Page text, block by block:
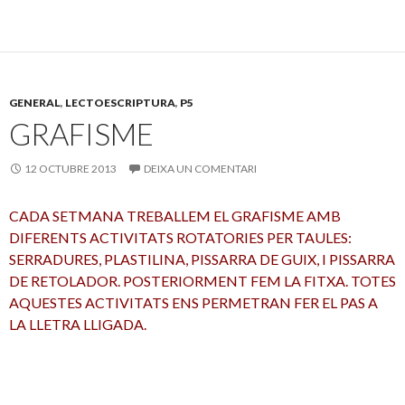
b
o
o
k
er p
ar
te
ix
GENERAL, LECTOESCRIPTURA, P5
GRAFISME
12 OCTUBRE 2013 DEIXA UN COMENTARI
CADA SETMANA TREBALLEM EL GRAFISME AMB
DIFERENTS ACTIVITATS ROTATORIES PER TAULES:
SERRADURES, PLASTILINA, PISSARRA DE GUIX, I PISSARRA
DE RETOLADOR. POSTERIORMENT FEM LA FITXA. TOTES
AQUESTES ACTIVITATS ENS PERMETRAN FER EL PAS A
LA LLETRA LLIGADA.